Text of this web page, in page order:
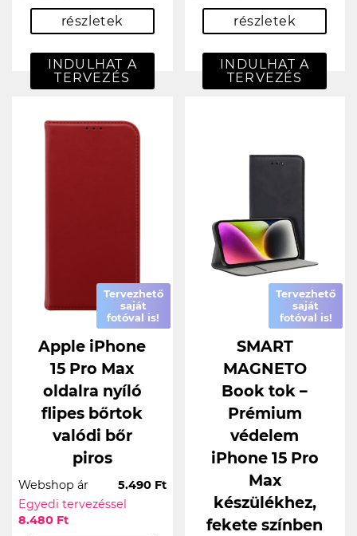
részletek
INDULHAT A
TERVEZÉS
részletek
INDULHAT A
TERVEZÉS
Tervezhető
saját
fotóval is!
Apple iPhone
15 Pro Max
oldalra nyíló
flipes bőrtok
valódi bőr
piros
Webshop ár
5.490 Ft
Egyedi tervezéssel
8.480 Ft
Tervezhető
saját
fotóval is!
SMART
MAGNETO
Book tok –
Prémium
védelem
iPhone 15 Pro
Max
készülékhez,
fekete színben